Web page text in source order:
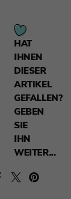
HAT
IHNEN
DIESER
ARTIKEL
GEFALLEN?
GEBEN
SIE
IHN
WEITER...